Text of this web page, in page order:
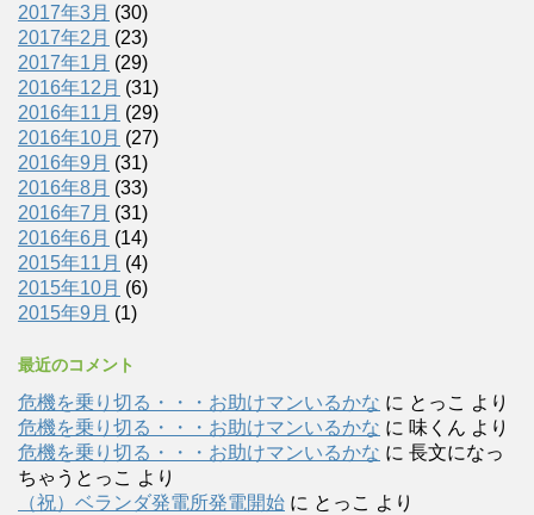
2017年3月 (30)
2017年2月 (23)
2017年1月 (29)
2016年12月 (31)
2016年11月 (29)
2016年10月 (27)
2016年9月 (31)
2016年8月 (33)
2016年7月 (31)
2016年6月 (14)
2015年11月 (4)
2015年10月 (6)
2015年9月 (1)
最近のコメント
危機を乗り切る・・・お助けマンいるかな に とっこ より
危機を乗り切る・・・お助けマンいるかな に 味くん より
危機を乗り切る・・・お助けマンいるかな に 長文になっ
ちゃうとっこ より
（祝）ベランダ発電所発電開始 に とっこ より